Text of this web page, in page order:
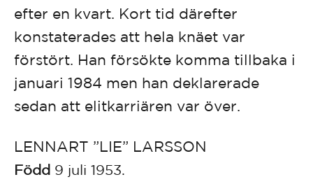
efter en kvart. Kort tid därefter
konstaterades att hela knäet var
förstört. Han försökte komma tillbaka i
januari 1984 men han deklarerade
sedan att elitkarriären var över.
LENNART ”LIE” LARSSON
Född 9 juli 1953.